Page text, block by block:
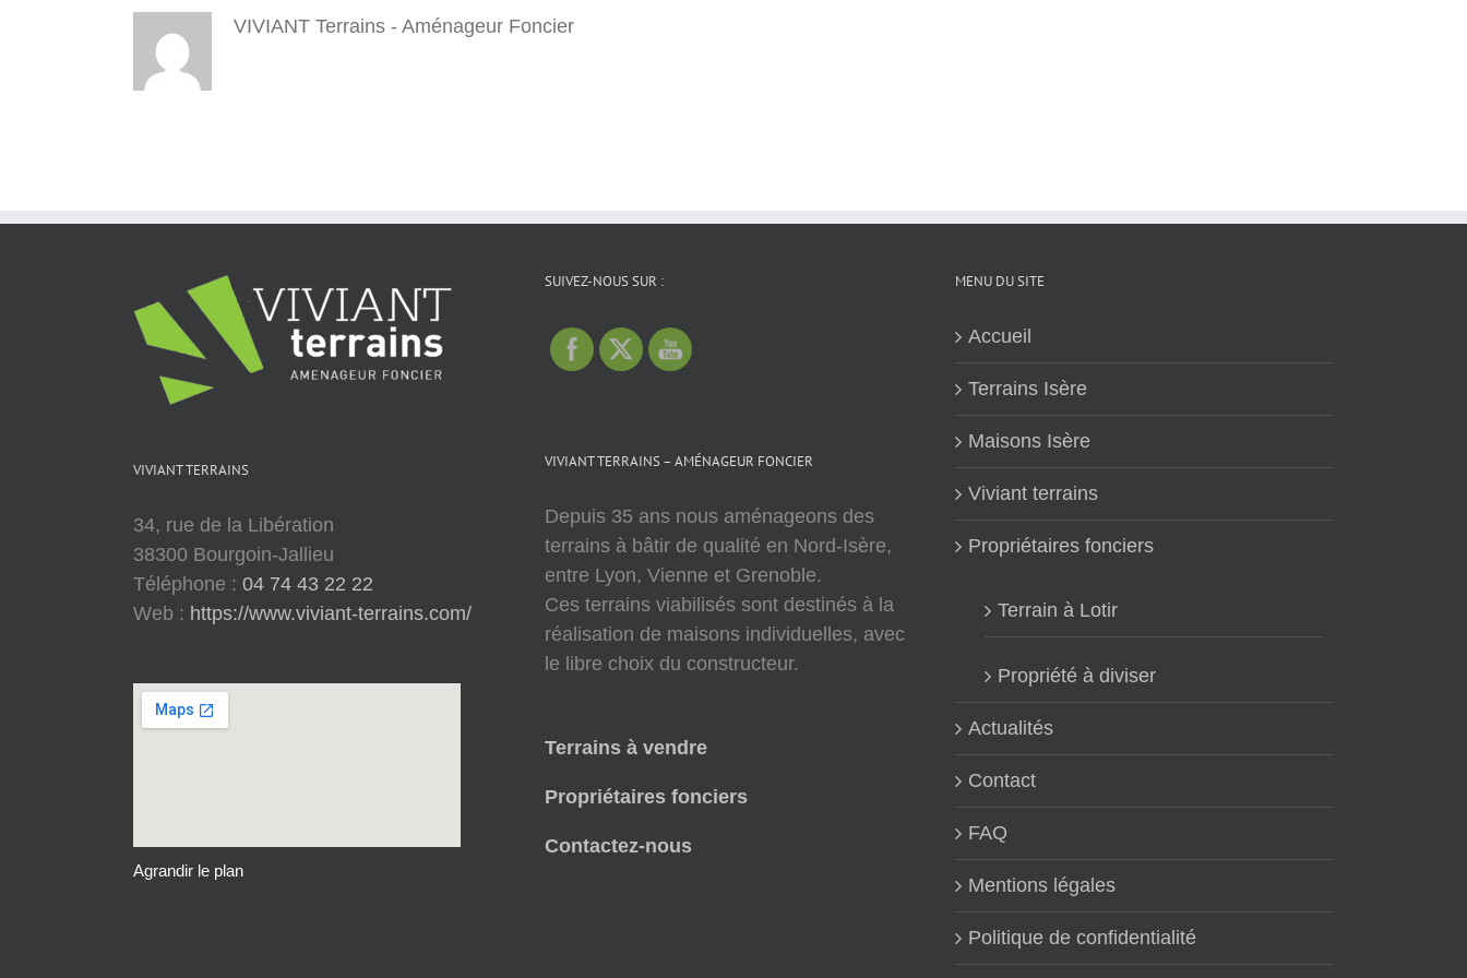
VIVIANT Terrains - Aménageur Foncier
VIVIANT TERRAINS
34, rue de la Libération
38300 Bourgoin-Jallieu
Téléphone : 04 74 43 22 22
Web : https://www.viviant-terrains.com/
Agrandir le plan
SUIVEZ-NOUS SUR :
VIVIANT TERRAINS – AMÉNAGEUR FONCIER
Depuis 35 ans nous aménageons des
terrains à bâtir de qualité en Nord-Isère,
entre Lyon, Vienne et Grenoble.
Ces terrains viabilisés sont destinés à la
réalisation de maisons individuelles, avec
le libre choix du constructeur.
Terrains à vendre
Propriétaires fonciers
Contactez-nous
MENU DU SITE
Accueil
Terrains Isère
Maisons Isère
Viviant terrains
Propriétaires fonciers
Terrain à Lotir
Propriété à diviser
Actualités
Contact
FAQ
Mentions légales
Politique de confidentialité